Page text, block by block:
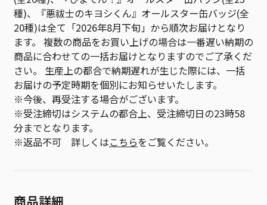
種)、『悪祓士のキヨシくん』オールスター缶バッジ(全
20種)は全て「2026年8月下旬」から順次お届けとなり
ます。 複数の商品をお買い上げの場合は一番遅い納期の
商品に合わせての一括お届けとなりますのでご了承くだ
さい。 生産上の都合で納期遅れが生じた際には、一括
お届けの予定時期を個別にお知らせいたします。
※今後、再受注する場合がございます。
※受注締切はシステムの都合上、受注締切日の23時58
分までとなります。
※返品不可 詳しくはこちらをご覧ください。
商品詳細